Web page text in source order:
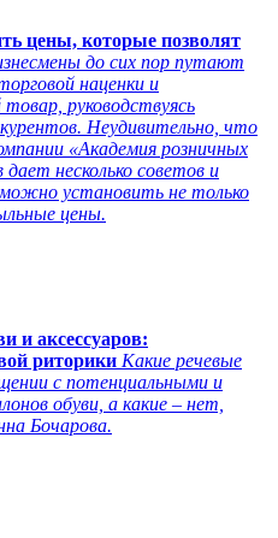
цены, которые позволят
до сих пор путают
наценки и
руководствуясь
Неудивительно, что
«Академия розничных
несколько советов и
установить не только
цены.
и аксессуаров:
риторики Какие речевые
с потенциальными и
обуви, а какие – нет,
Бочарова.